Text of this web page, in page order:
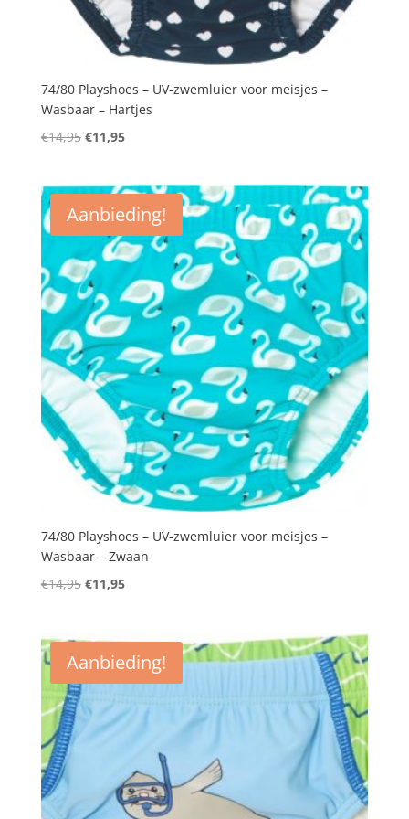
74/80 Playshoes – UV-zwemluier voor meisjes –
Wasbaar – Hartjes
€14,95 Oorspronkelijke
€14,95.
€11,95Huidige
€11,95.
Aanbieding!
74/80 Playshoes – UV-zwemluier voor meisjes –
Wasbaar – Zwaan
€14,95 Oorspronkelijke
€14,95.
€11,95Huidige
€11,95.
Aanbieding!